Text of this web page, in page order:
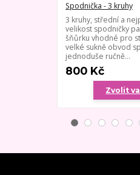
Spodnička - 3 kruhy
3 kruhy, střední a
velikost spodničky
šňůrku vhodné pro
velké sukně obvod
jednoduše ručně...
800 Kč
Zvolit